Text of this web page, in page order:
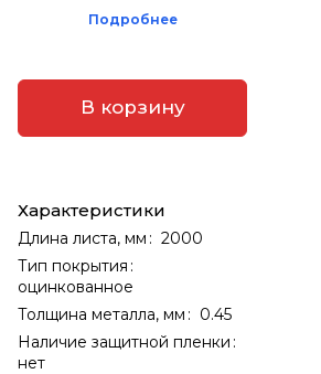
Подробнее
В корзину
Характеристики
Длина листа, мм : 2000
Тип покрытия :
оцинкованное
Толщина металла, мм : 0.45
Наличие защитной пленки :
нет